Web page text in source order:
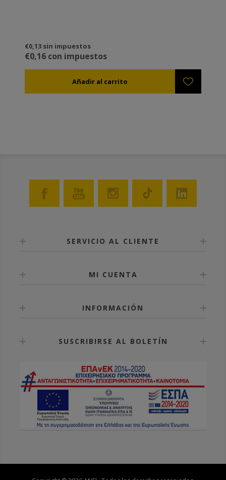
€0,13 sin impuestos
€0,16 con impuestos
SERVICIO AL CLIENTE
MI CUENTA
INFORMACIÓN
SUSCRIBIRSE AL BOLETÍN